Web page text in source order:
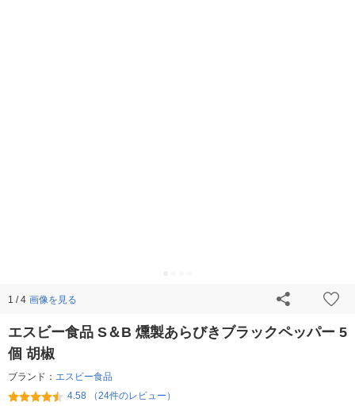
1 / 4 画像を見る
エスビー食品 S＆B 燻製あらびきブラックペッパー 5
個 胡椒
ブランド： エスビー食品
4.58 （24件のレビュー）